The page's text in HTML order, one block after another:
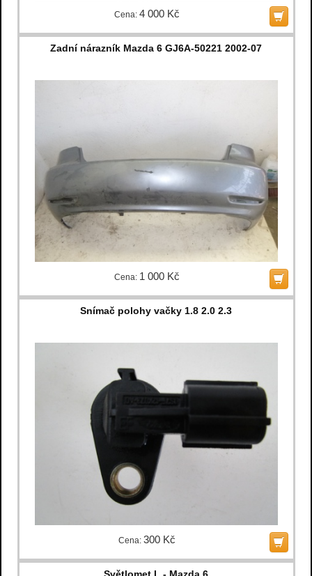
Cena: 4 000 Kč
Zadní nárazník Mazda 6 GJ6A-50221 2002-07
Cena: 1 000 Kč
Snímač polohy vačky 1.8 2.0 2.3
Cena: 300 Kč